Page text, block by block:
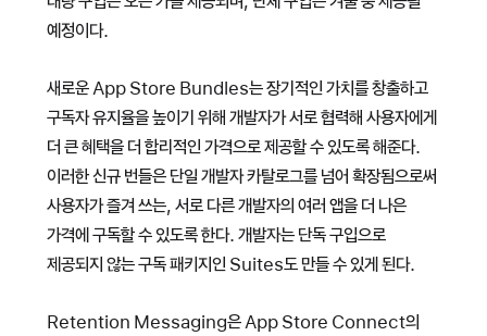
예정이다.
새로운 App Store Bundles는 장기적인 가치를 창출하고
구독자 유지율을 높이기 위해 개발자가 서로 협력해 사용자에게
더 큰 혜택을 더 합리적인 가격으로 제공할 수 있도록 해준다.
이러한 신규 번들은 단일 개발자 카탈로그를 넘어 확장됨으로써
사용자가 즐겨 쓰는, 서로 다른 개발자의 여러 앱을 더 나은
가격에 구독할 수 있도록 한다. 개발자는 단독 구입으로
제공되지 않는 구독 패키지인 Suites도 만들 수 있게 된다.
Retention Messaging은 App Store Connect의